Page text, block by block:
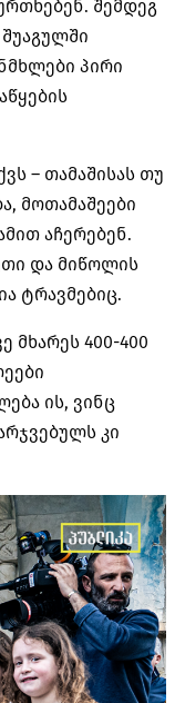
შემდეგ
პირი
– თამაშისას თუ
მოთამაშეები
აჩერებენ.
და მიწოლის
ტრავმებიც.
მხარეს 400-400
ის, ვინც
კი